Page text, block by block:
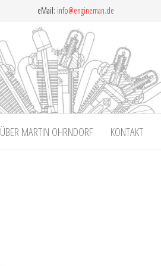
eMail: info@engineman.de
ÜBER MARTIN OHRNDORF KONTAKT